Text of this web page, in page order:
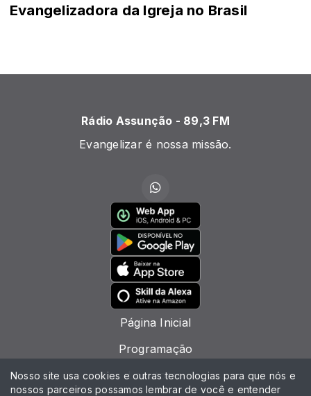
Evangelizadora da Igreja no Brasil
Rádio Assunção - 89,3 FM
Evangelizar é nossa missão.
Página Inicial
Programação
Locutores
Nosso site usa cookies e outras tecnologias para que nós e
nossos parceiros possamos lembrar de você e entender